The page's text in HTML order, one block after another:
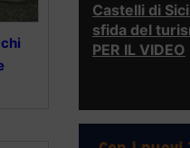
Castelli di
sfida del
PER IL VIDEO